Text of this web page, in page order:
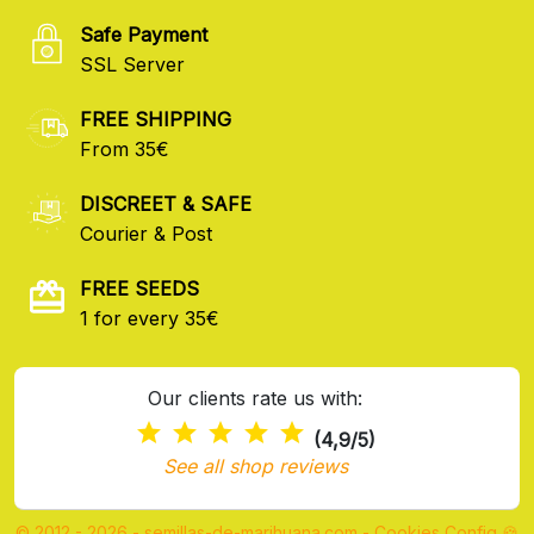
Safe Payment
SSL Server
FREE SHIPPING
From 35€
DISCREET & SAFE
Courier & Post
FREE SEEDS
1 for every 35€
Our clients rate us with:
(4,9/5)
See all shop reviews